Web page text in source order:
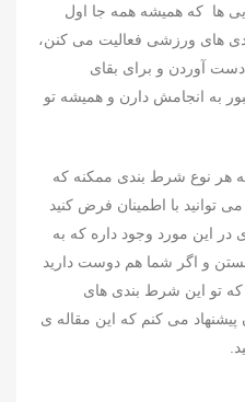
ها که همیشه همه جا اول
های ورزشی فعالیت می کنن،
آوردن و برای بقای
به انجامش دارن و همیشه تو
هر نوع شرط بندی ممکنه که
با اطمینان فرض کنید
در این مورد وجود داره که به
و اگر شما هم دوست دارید
که تو این شرط بندی های
پیشنهاد می کنم که این مقاله ی